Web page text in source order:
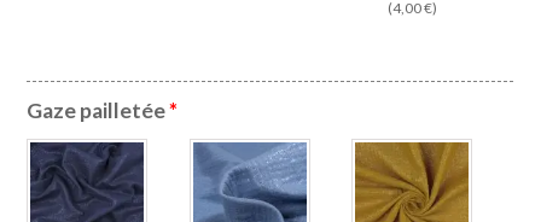
(4,00€)
Gaze pailletée*